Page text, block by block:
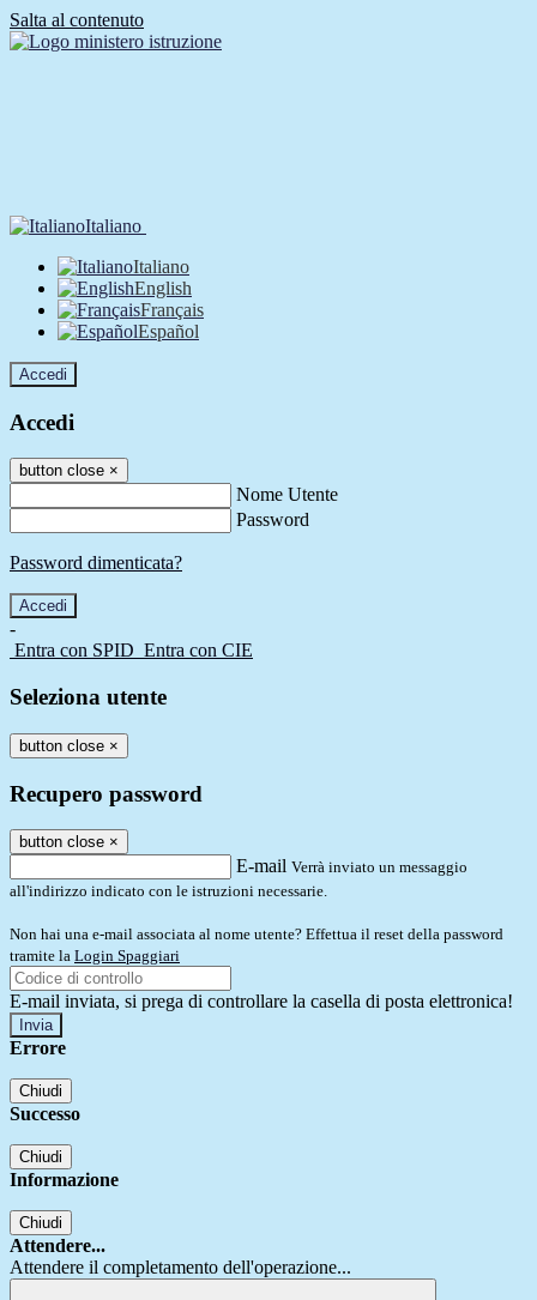
Salta al contenuto
Italiano
Italiano
English
Français
Español
Accedi
Accedi
button close ×
Nome Utente
Password
Password dimenticata?
-
Entra con SPID Entra con CIE
Seleziona utente
button close ×
Recupero password
button close ×
E-mail Verrà inviato un messaggio
all'indirizzo indicato con le istruzioni necessarie.
Non hai una e-mail associata al nome utente? Effettua il reset della password
tramite la Login Spaggiari
E-mail inviata, si prega di controllare la casella di posta elettronica!
Errore
Chiudi
Successo
Chiudi
Informazione
Chiudi
Attendere...
Attendere il completamento dell'operazione...